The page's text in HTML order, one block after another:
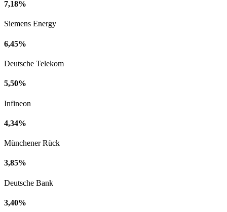
7,18%
Siemens Energy
6,45%
Deutsche Telekom
5,50%
Infineon
4,34%
Münchener Rück
3,85%
Deutsche Bank
3,40%